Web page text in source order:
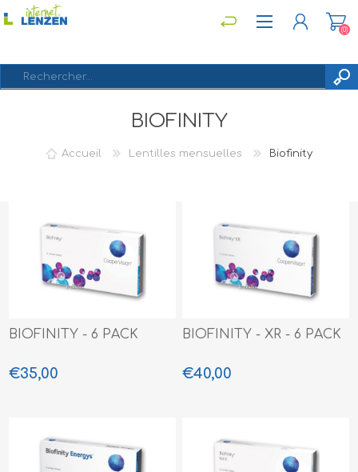
CONNEXION
(0)
BIOFINITY
Accueil Lentilles mensuelles Biofinity
BIOFINITY - 6 PACK
€35,00
BIOFINITY - XR - 6 PACK
€40,00